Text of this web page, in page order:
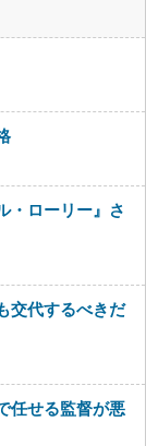
・ローリー』さ
交代するべきだ
任せる監督が悪